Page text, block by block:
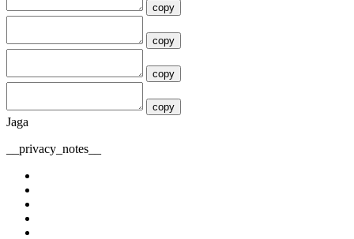
copy
copy
copy
copy
Jaga
__privacy_notes__